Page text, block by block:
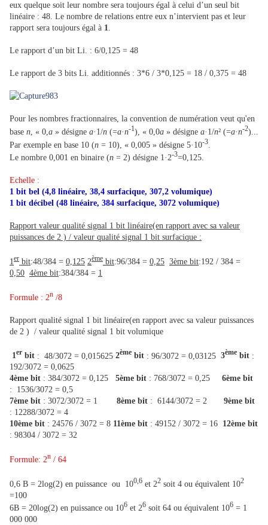
eux quelque soit leur nombre sera toujours égal à celui d’un seul bit
linéaire : 48. Le nombre de relations entre eux n’intervient pas et leur
rapport sera toujours égal à 1.
Le rapport d’un bit Li. : 6/0,125 = 48
Le rapport de 3 bits Li. additionnés : 3*6 / 3*0,125 = 18 / 0,375 = 48
Pour les nombres fractionnaires, la convention de numération veut qu'en
base n, « 0,a » désigne a·1/n (=a·n-1), « 0,0a » désigne a·1/n² (=a·n-2)...
Par exemple en base 10 (n = 10), « 0,005 » désigne 5·10-3
Le nombre 0,001 en binaire (n = 2) désigne 1·2-3=0,125.
Echelle :
1 bit bel (4,8 linéaire, 38,4 surfacique, 307,2 volumique)
1 bit décibel (48 linéaire, 384 surfacique, 3072 volumique)
Rapport valeur qualité signal 1 bit linéaire(en rapport avec sa valeur
puissances de 2 ) / valeur qualité signal 1 bit surfacique :
1er bit:48/384 = 0,125 2ème bit:96/384 = 0,25 3ème bit:192 / 384 =
0,50 4ème bit:384/384 = 1
Formule : 2n /8
Rapport qualité signal 1 bit linéaire(en rapport avec sa valeur puissances
de 2 ) / valeur qualité signal 1 bit volumique
1er bit : 48/3072 = 0,015625 2ème bit : 96/3072 = 0,03125 3ème bit :
192/3072 = 0,0625
4ème bit : 384/3072 = 0,125 5ème bit : 768/3072 = 0,25
6ème bit
: 1536/3072 = 0,5
7ème bit : 3072/3072 = 1 8ème bit : 6144/3072 = 2
9ème bit
: 12288/3072 = 4
10ème bit : 24576 / 3072 = 8 11ème bit : 49152 / 3072 = 16 12ème bit
: 98304 / 3072 = 32
Formule: 2n / 64
0,6 B = 2log(2) en puissance ou 100,6 et 22 soit 4 ou équivalent 102
=100
6B = 20log(2) en puissance ou 106 et 26 soit 64 ou équivalent 106 = 1
000 000